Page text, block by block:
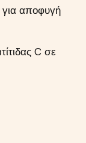
αποφυγή
C σε